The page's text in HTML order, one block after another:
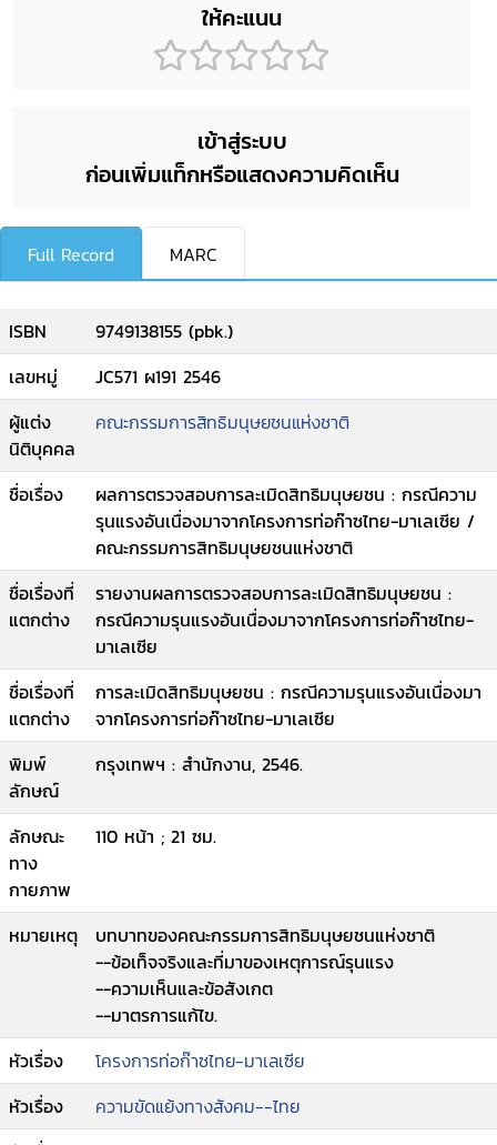
ให้คะแนน
เข้าสู่ระบบ
ก่อนเพิ่มแท็กหรือแสดงความคิดเห็น
Full Record MARC
ISBN
9749138155 (pbk.)
เลขหมู่
JC571 ผ191 2546
ผู้แต่ง
นิติบุคคล
คณะกรรมการสิทธิมนุษยชนแห่งชาติ
ชื่อเรื่อง
ผลการตรวจสอบการละเมิดสิทธิมนุษยชน : กรณีความ
รุนแรงอันเนื่องมาจากโครงการท่อก๊าซไทย-มาเลเซีย /
คณะกรรมการสิทธิมนุษยชนแห่งชาติ
ชื่อเรื่องที่
แตกต่าง
รายงานผลการตรวจสอบการละเมิดสิทธิมนุษยชน :
กรณีความรุนแรงอันเนื่องมาจากโครงการท่อก๊าซไทย-
มาเลเซีย
ชื่อเรื่องที่
แตกต่าง
การละเมิดสิทธิมนุษยชน : กรณีความรุนแรงอันเนื่องมา
จากโครงการท่อก๊าซไทย-มาเลเซีย
พิมพ์
ลักษณ์
กรุงเทพฯ : สำนักงาน, 2546.
ลักษณะ
ทาง
กายภาพ
110 หน้า ; 21 ซม.
หมายเหตุ
บทบาทของคณะกรรมการสิทธิมนุษยชนแห่งชาติ
--ข้อเท็จจริงและที่มาของเหตุการณ์รุนแรง
--ความเห็นและข้อสังเกต
--มาตรการแก้ไข.
หัวเรื่อง
โครงการท่อก๊าซไทย-มาเลเซีย
หัวเรื่อง
ความขัดแย้งทางสังคม--ไทย